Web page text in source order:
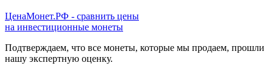
ЦенаМонет.РФ - сравнить цены
на инвестиционные монеты
Подтверждаем, что все монеты, которые мы продаем, прошли
нашу экспертную оценку.